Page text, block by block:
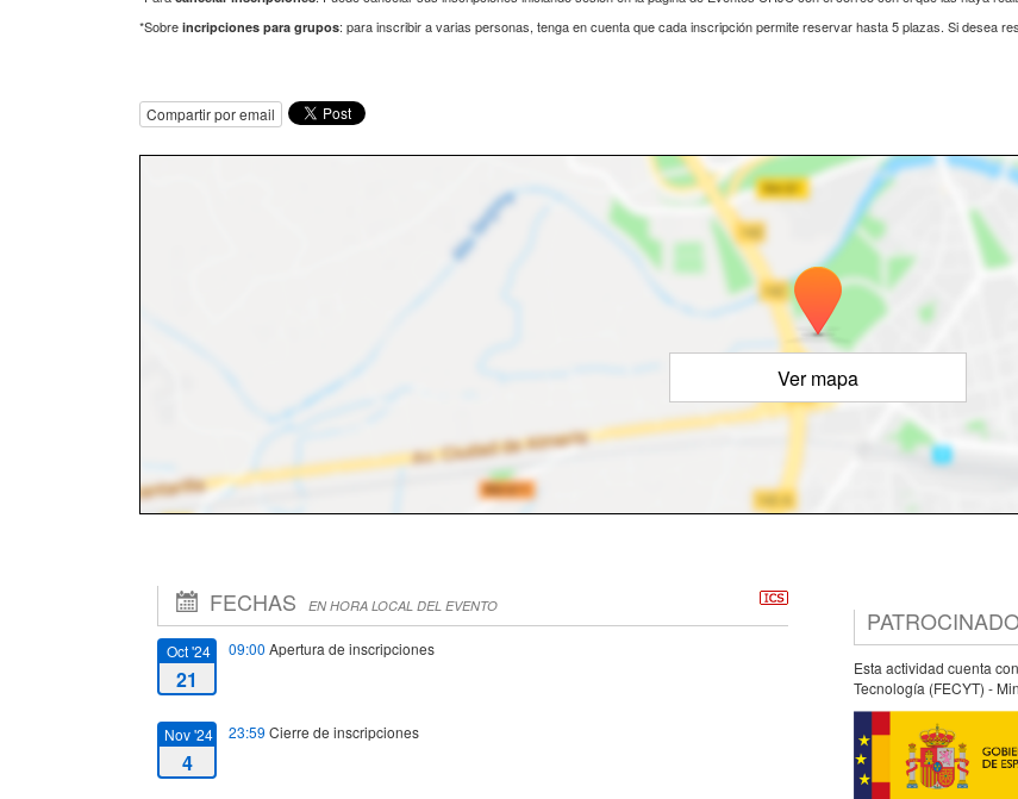
*Sobre incripciones para grupos: para inscribir a varias personas, tenga en cuenta que cada inscripción permite reservar hasta 5 plazas. Si desea
Compartir por email
Ver mapa
FECHAS EN HORA LOCAL DEL EVENTO
Oct '24
21
09:00 Apertura de inscripciones
Nov '24
4
23:59 Cierre de inscripciones
Esta actividad cuenta
Tecnología (FECYT) -